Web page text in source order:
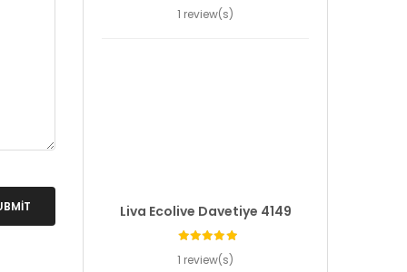
1 review(s)
Liva Ecolive Davetiye 4149
1 review(s)